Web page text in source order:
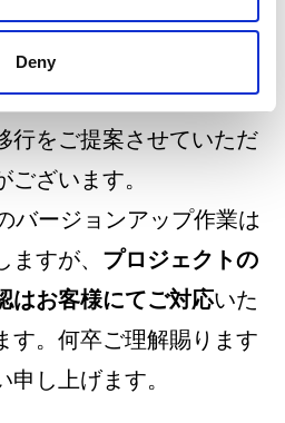
Deny
了いたします。
、サポート終了時期を踏
行をご提案させていただ
ございます。
バージョンアップ作業は
すが、 プロジェクトの
はお客様にてご対応いた
す。何卒ご理解賜ります
申し上げます。